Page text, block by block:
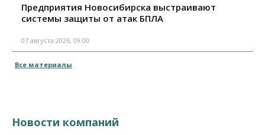
Предприятия Новосибирска выстраивают
системы защиты от атак БПЛА
07 августа 2026, 09:00
Все материалы
Новости компаний